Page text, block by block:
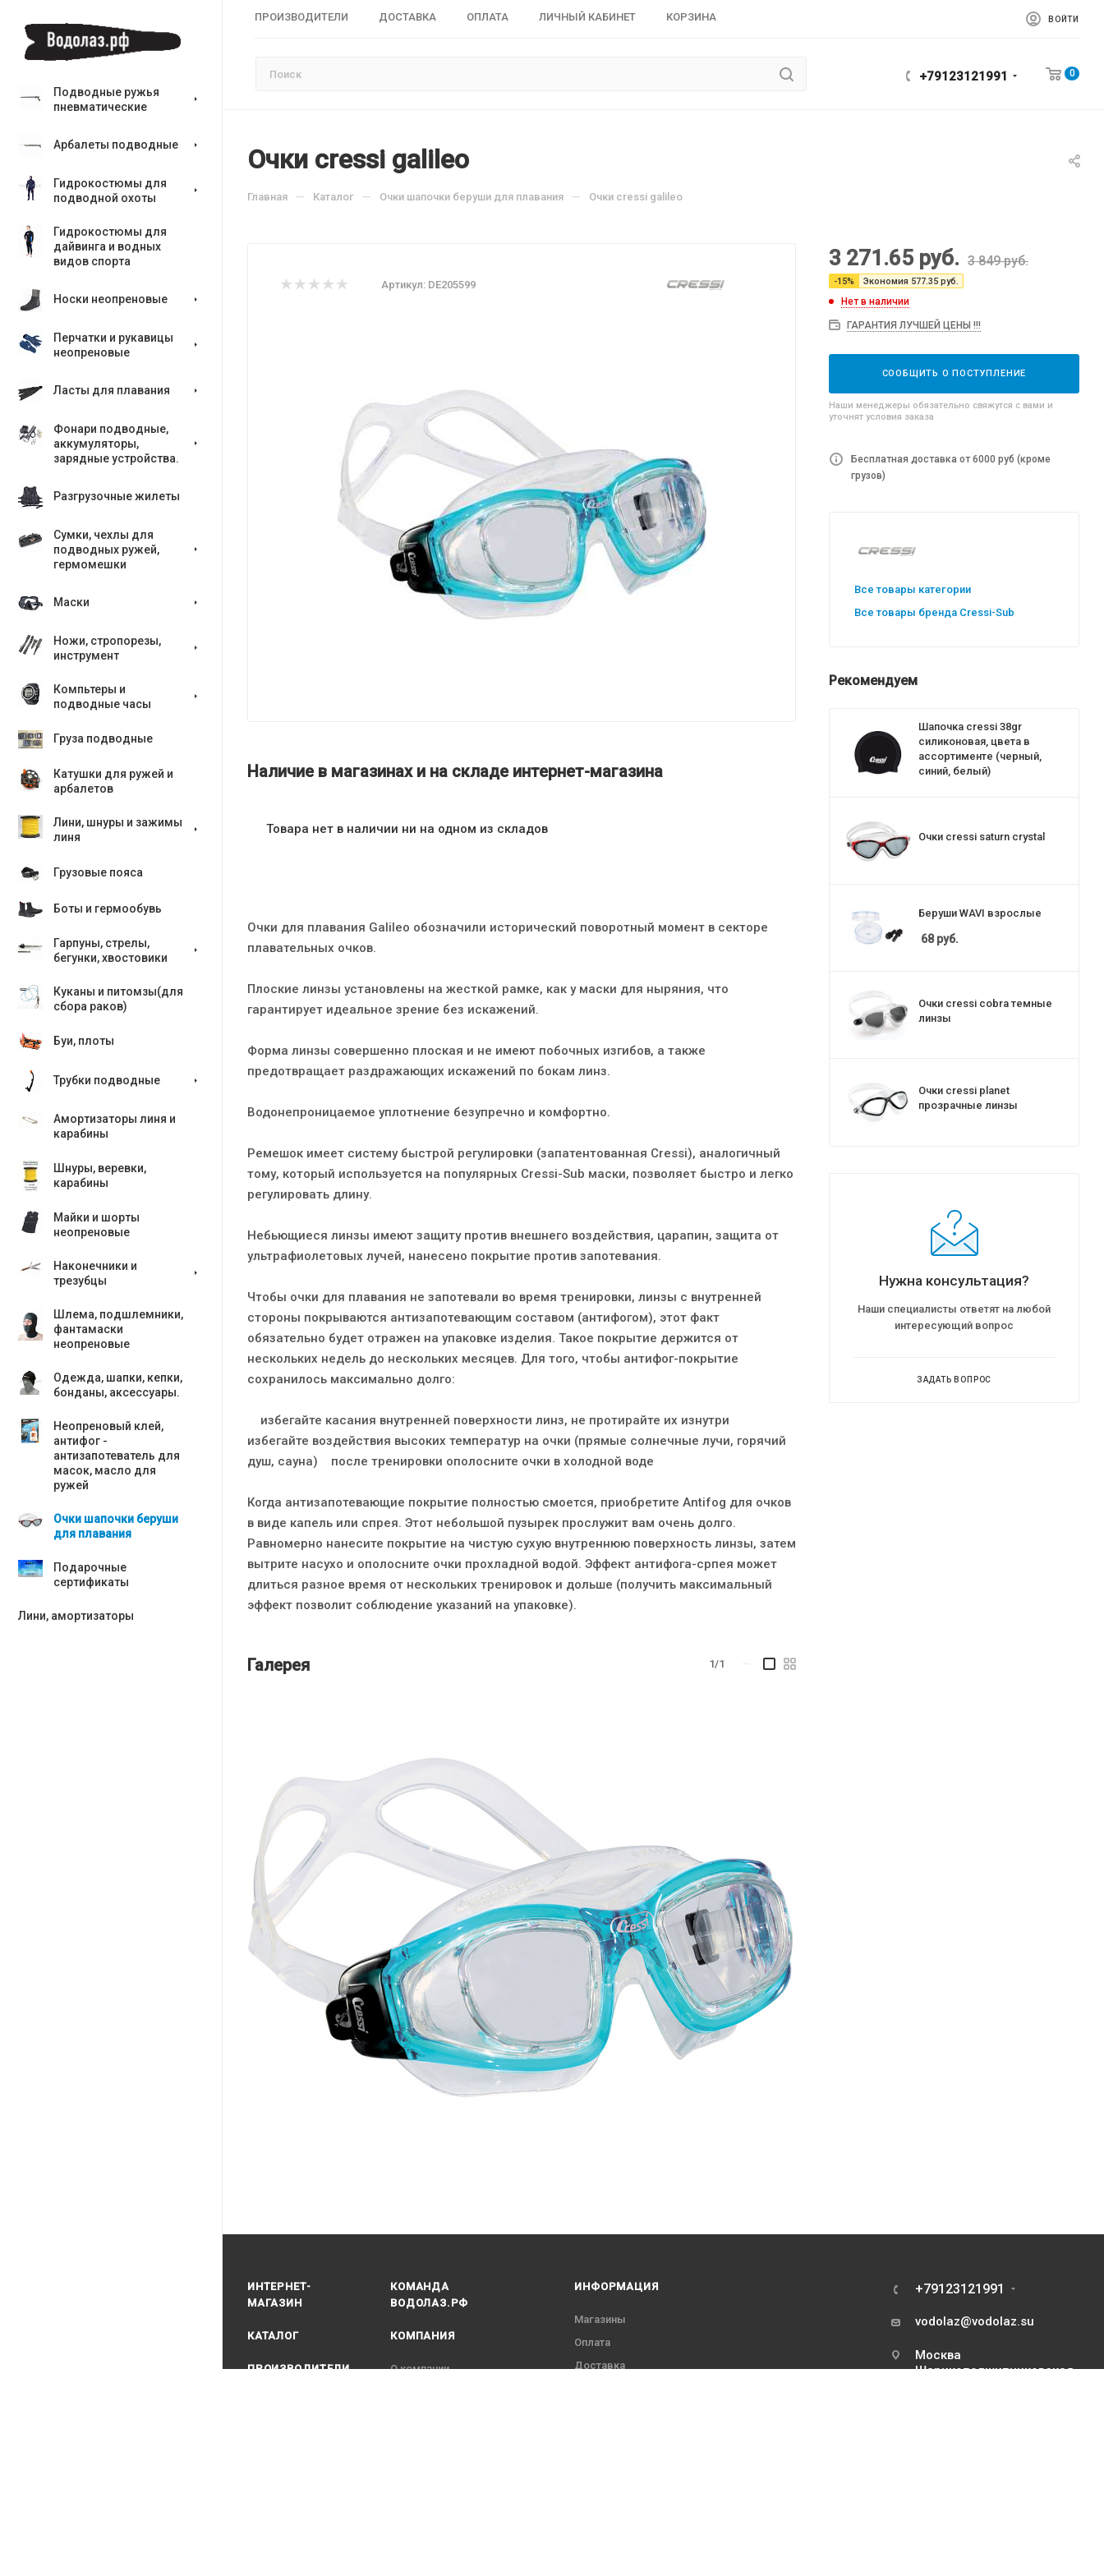
ПРОИЗВОДИТЕЛИ ДОСТАВКА ОПЛАТА ЛИЧНЫЙ КАБИНЕТ КОРЗИНА ВОЙТИ
+79123121991 0
Подводные ружья
пневматические
Арбалеты подводные
Гидрокостюмы для
подводной охоты
Гидрокостюмы для
дайвинга и водных
видов спорта
Носки неопреновые
Перчатки и рукавицы
неопреновые
Ласты для плавания
Фонари подводные,
аккумуляторы,
зарядные устройства.
Разгрузочные жилеты
Сумки, чехлы для
подводных ружей,
гермомешки
Маски
Ножи, стропорезы,
инструмент
Компьтеры и
подводные часы
Груза подводные
Катушки для ружей и
арбалетов
Лини, шнуры и зажимы
линя
Грузовые пояса
Боты и гермообувь
Гарпуны, стрелы,
бегунки, хвостовики
Куканы и питомзы(для
сбора раков)
Буи, плоты
Трубки подводные
Амортизаторы линя и
карабины
Шнуры, веревки,
карабины
Майки и шорты
неопреновые
Наконечники и
трезубцы
Шлема, подшлемники,
фантамаски
неопреновые
Одежда, шапки, кепки,
бонданы, аксесcуары.
Неопреновый клей,
антифог -
антизапотеватель для
масок, масло для
ружей
Очки шапочки беруши
для плавания
Подарочные
сертификаты
Лини, амортизаторы
Очки cressi galileo
Главная — Каталог — Очки шапочки беруши для плавания — Очки cressi galileo
Артикул: DE205599
Наличие в магазинах и на складе интернет-магазина
Товара нет в наличии ни на одном из складов
Очки для плавания Galileo обозначили исторический поворотный момент в секторе
плавательных очков.
Плоские линзы установлены на жесткой рамке, как у маски для ныряния, что
гарантирует идеальное зрение без искажений.
Форма линзы совершенно плоская и не имеют побочных изгибов, а также
предотвращает раздражающих искажений по бокам линз.
Водонепроницаемое уплотнение безупречно и комфортно.
Ремешок имеет систему быстрой регулировки (запатентованная Cressi), аналогичный
тому, который используется на популярных Cressi-Sub маски, позволяет быстро и легко
регулировать длину.
Небьющиеся линзы имеют защиту против внешнего воздействия, царапин, защита от
ультрафиолетовых лучей, нанесено покрытие против запотевания.
Чтобы очки для плавания не запотевали во время тренировки, линзы с внутренней
стороны покрываются антизапотевающим составом (антифогом), этот факт
обязательно будет отражен на упаковке изделия. Такое покрытие держится от
нескольких недель до нескольких месяцев. Для того, чтобы антифог-покрытие
сохранилось максимально долго:
избегайте касания внутренней поверхности линз, не протирайте их изнутри
избегайте воздействия высоких температур на очки (прямые солнечные лучи, горячий
душ, сауна) после тренировки ополосните очки в холодной воде
Когда антизапотевающие покрытие полностью смоется, приобретите Antifog для очков
в виде капель или спрея. Этот небольшой пузырек прослужит вам очень долго.
Равномерно нанесите покрытие на чистую сухую внутреннюю поверхность линзы, затем
вытрите насухо и ополосните очки прохладной водой. Эффект антифога-српея может
длиться разное время от нескольких тренировок и дольше (получить максимальный
эффект позволит соблюдение указаний на упаковке).
Галерея 1/1
3 271.65 руб. 3 849руб.
-15% Экономия 577.35 руб.
Нет в наличии
ГАРАНТИЯ ЛУЧШЕЙ ЦЕНЫ !!!
СООБЩИТЬ О ПОСТУПЛЕНИЕ
Наши менеджеры обязательно свяжутся с вами и
уточнят условия заказа
Бесплатная доставка от 6000 руб (кроме
грузов)
Все товары категории
Все товары бренда Cressi-Sub
Рекомендуем
Шапочка cressi 38gr
силиконовая, цвета в
ассортименте (черный,
синий, белый)
Очки cressi saturn crystal
Беруши WAVI взрослые
68руб.
Очки cressi cobra темные
линзы
Очки cressi planet
прозрачные линзы
Нужна консультация?
Наши специалисты ответят на любой
интересующий вопрос
ЗАДАТЬ ВОПРОС
ИНТЕРНЕТ-
МАГАЗИН
КАТАЛОГ
ПРОИЗВОДИТЕЛИ
КОМАНДА
ВОДОЛАЗ.РФ
КОМПАНИЯ
О компании
ИНФОРМАЦИЯ
Магазины
Оплата
Доставка
+79123121991
vodolaz@vodolaz.su
Москва
Шарикоподшипниковская